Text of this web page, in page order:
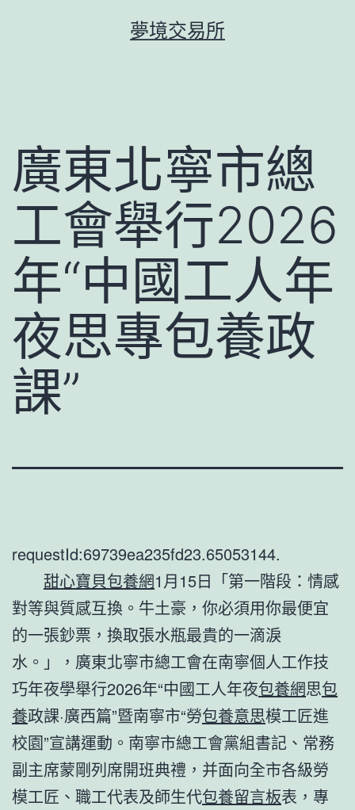
夢境交易所
廣東北寧市總
工會舉行2026
年“中國工人年
夜思專包養政
課”
requestId:69739ea235fd23.65053144.
甜心寶貝包養網1月15日「第一階段：情感
對等與質感互換。牛土豪，你必須用你最便宜
的一張鈔票，換取張水瓶最貴的一滴淚
水。」，廣東北寧市總工會在南寧個人工作技
巧年夜學舉行2026年“中國工人年夜包養網思包
養政課·廣西篇”暨南寧市“勞包養意思模工匠進
校園”宣講運動。南寧市總工會黨組書記、常務
副主席蒙剛列席開班典禮，并面向全市各級勞
模工匠、職工代表及師生代包養留言板表，專